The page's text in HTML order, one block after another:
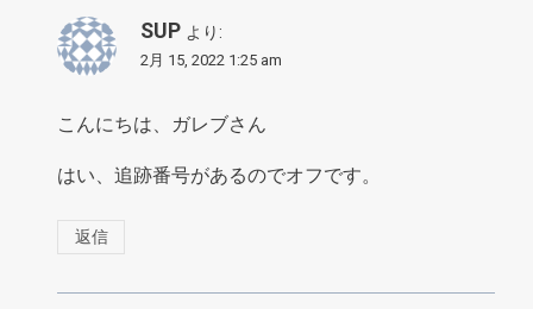
SUP より:
2月 15, 2022 1:25 am
こんにちは、ガレブさん
はい、追跡番号があるのでオフです。
返信